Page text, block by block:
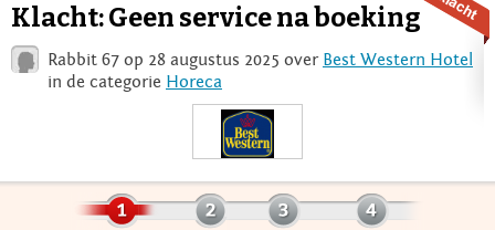
Klacht: Geen service na boeking
Rabbit 67 op 28 augustus 2025 over Best Western Hotel
in de categorie Horeca